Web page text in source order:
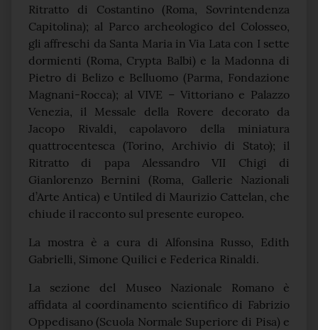
Ritratto di Costantino (Roma, Sovrintendenza
Capitolina); al Parco archeologico del Colosseo,
gli affreschi da Santa Maria in Via Lata con I sette
dormienti (Roma, Crypta Balbi) e la Madonna di
Pietro di Belizo e Belluomo (Parma, Fondazione
Magnani-Rocca); al VIVE – Vittoriano e Palazzo
Venezia, il Messale della Rovere decorato da
Jacopo Rivaldi, capolavoro della miniatura
quattrocentesca (Torino, Archivio di Stato); il
Ritratto di papa Alessandro VII Chigi di
Gianlorenzo Bernini (Roma, Gallerie Nazionali
d’Arte Antica) e Untiled di Maurizio Cattelan, che
chiude il racconto sul presente europeo.
La mostra è a cura di Alfonsina Russo, Edith
Gabrielli, Simone Quilici e Federica Rinaldi.
La sezione del Museo Nazionale Romano è
affidata al coordinamento scientifico di Fabrizio
Oppedisano (Scuola Normale Superiore di Pisa) e